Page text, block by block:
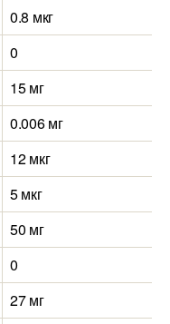
0.8 мкг
0
15 мг
0.006 мг
12 мкг
5 мкг
50 мг
0
27 мг